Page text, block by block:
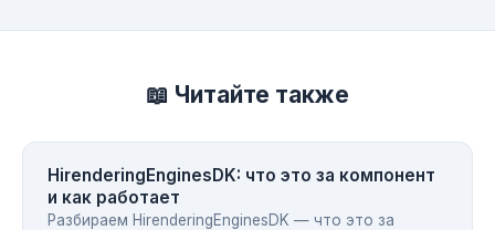
📖 Читайте также
HirenderingEnginesDK: что это за компонент
и как работает
Разбираем HirenderingEnginesDK — что это за